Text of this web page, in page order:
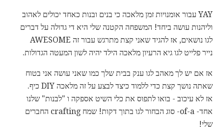
YAY עבור אומנויות זמן מלאכה כי בנים ובנות כאחד יכולים לאהוב
וליהנות עושה ביחד! המשפחה הקטנה שלי היא די גדולה על דברים
לגו נושאים, אז להגיד שאני קצת מתרגש עבור זה AWESOME
נייר פלייט לגו גיא הרעיון מלאכה הילד יהיה לשון המעטה הגדולות.
אז אם יש לך מאהב לגו ענק בבית שלך כמו שאני עושה אני בטוח
שאתה נושך קצת כדי ללמוד כיצד לבצע על זה מלאכה DIY כיף.
אז לא עיכוב - בואו לתפוס את כלי השיט אספקה ​​ו "לבנות" שלנו
אחד- of-a- סוג הבחור לגו בתוך דקות! שמח crafting החברים
שלי!